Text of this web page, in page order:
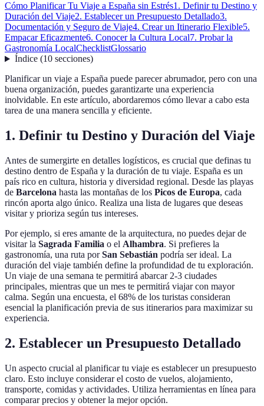
Cómo Planificar Tu Viaje a España sin Estrés1. Definir tu Destino y
Duración del Viaje2. Establecer un Presupuesto Detallado3.
Documentación y Seguro de Viaje4. Crear un Itinerario Flexible5.
Empacar Eficazmente6. Conocer la Cultura Local7. Probar la
Gastronomía LocalChecklistGlossario
Índice(10 secciones)
Planificar un viaje a España puede parecer abrumador, pero con una
buena organización, puedes garantizarte una experiencia
inolvidable. En este artículo, abordaremos cómo llevar a cabo esta
tarea de una manera sencilla y eficiente.
1. Definir tu Destino y Duración del Viaje
Antes de sumergirte en detalles logísticos, es crucial que definas tu
destino dentro de España y la duración de tu viaje. España es un
país rico en cultura, historia y diversidad regional. Desde las playas
de Barcelona hasta las montañas de los Picos de Europa, cada
rincón aporta algo único. Realiza una lista de lugares que deseas
visitar y prioriza según tus intereses.
Por ejemplo, si eres amante de la arquitectura, no puedes dejar de
visitar la Sagrada Familia o el Alhambra. Si prefieres la
gastronomía, una ruta porSan Sebastián podría ser ideal. La
duración del viaje también define la profundidad de tu exploración.
Un viaje de una semana te permitirá abarcar 2-3 ciudades
principales, mientras que un mes te permitirá viajar con mayor
calma. Según una encuesta, el 68% de los turistas consideran
esencial la planificación previa de sus itinerarios para maximizar su
experiencia.
2. Establecer un Presupuesto Detallado
Un aspecto crucial al planificar tu viaje es establecer un presupuesto
claro. Esto incluye considerar el costo de vuelos, alojamiento,
transporte, comidas y actividades. Utiliza herramientas en línea para
comparar precios y obtener la mejor opción.